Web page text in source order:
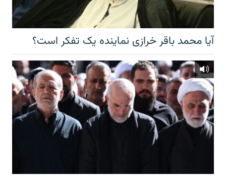
آیا محمد باقر خرازی نماینده یک تفکر است؟